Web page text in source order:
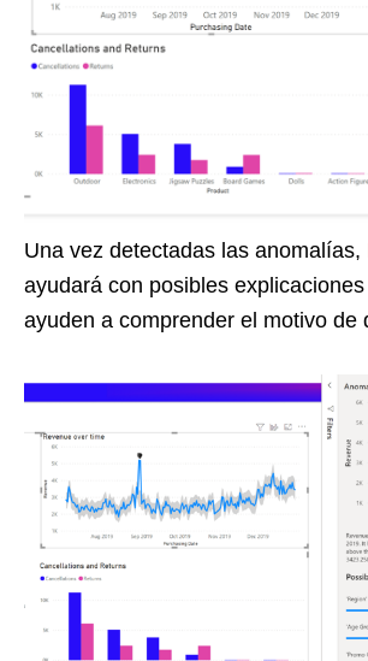
Una vez detectadas las anomalías,
ayudará con posibles
ayuden a comprender el motivo de